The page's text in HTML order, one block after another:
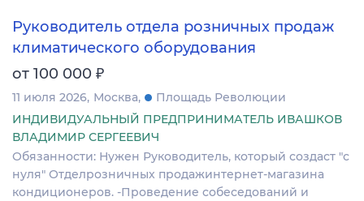
Руководитель отдела розничных продаж
климатического оборудования
от 100 000 ₽
11 июля 2026 Москва
Площадь Революции
ИНДИВИДУАЛЬНЫЙ ПРЕДПРИНИМАТЕЛЬ ИВАШКОВ
ВЛАДИМИР СЕРГЕЕВИЧ
Обязанности: Нужен Руководитель, который создаст "с
нуля" Отделрозничных продажинтернет-магазина
кондиционеров. -Проведение собеседований и